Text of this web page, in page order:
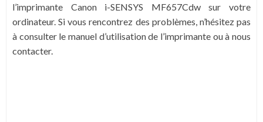
l’imprimante Canon i-SENSYS MF657Cdw sur votre
ordinateur. Si vous rencontrez des problèmes, n’hésitez pas
à consulter le manuel d’utilisation de l’imprimante ou à nous
contacter.